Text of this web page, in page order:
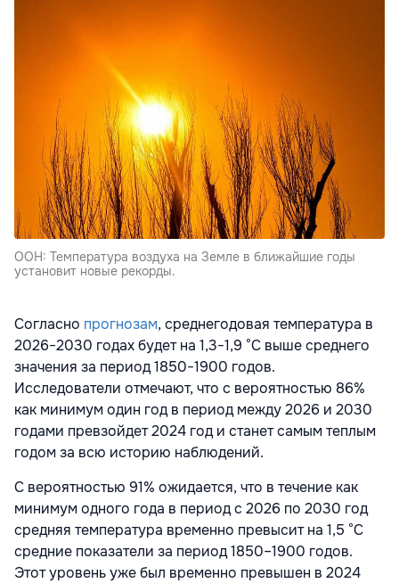
ООН: Температура воздуха на Земле в ближайшие годы
установит новые рекорды.
Согласно прогнозам, среднегодовая температура в
2026−2030 годах будет на 1,3−1,9 °C выше среднего
значения за период 1850−1900 годов.
Исследователи отмечают, что с вероятностью 86%
как минимум один год в период между 2026 и 2030
годами превзойдет 2024 год и станет самым теплым
годом за всю историю наблюдений.
С вероятностью 91% ожидается, что в течение как
минимум одного года в период с 2026 по 2030 год
средняя температура временно превысит на 1,5 °C
средние показатели за период 1850–1900 годов.
Этот уровень уже был временно превышен в 2024